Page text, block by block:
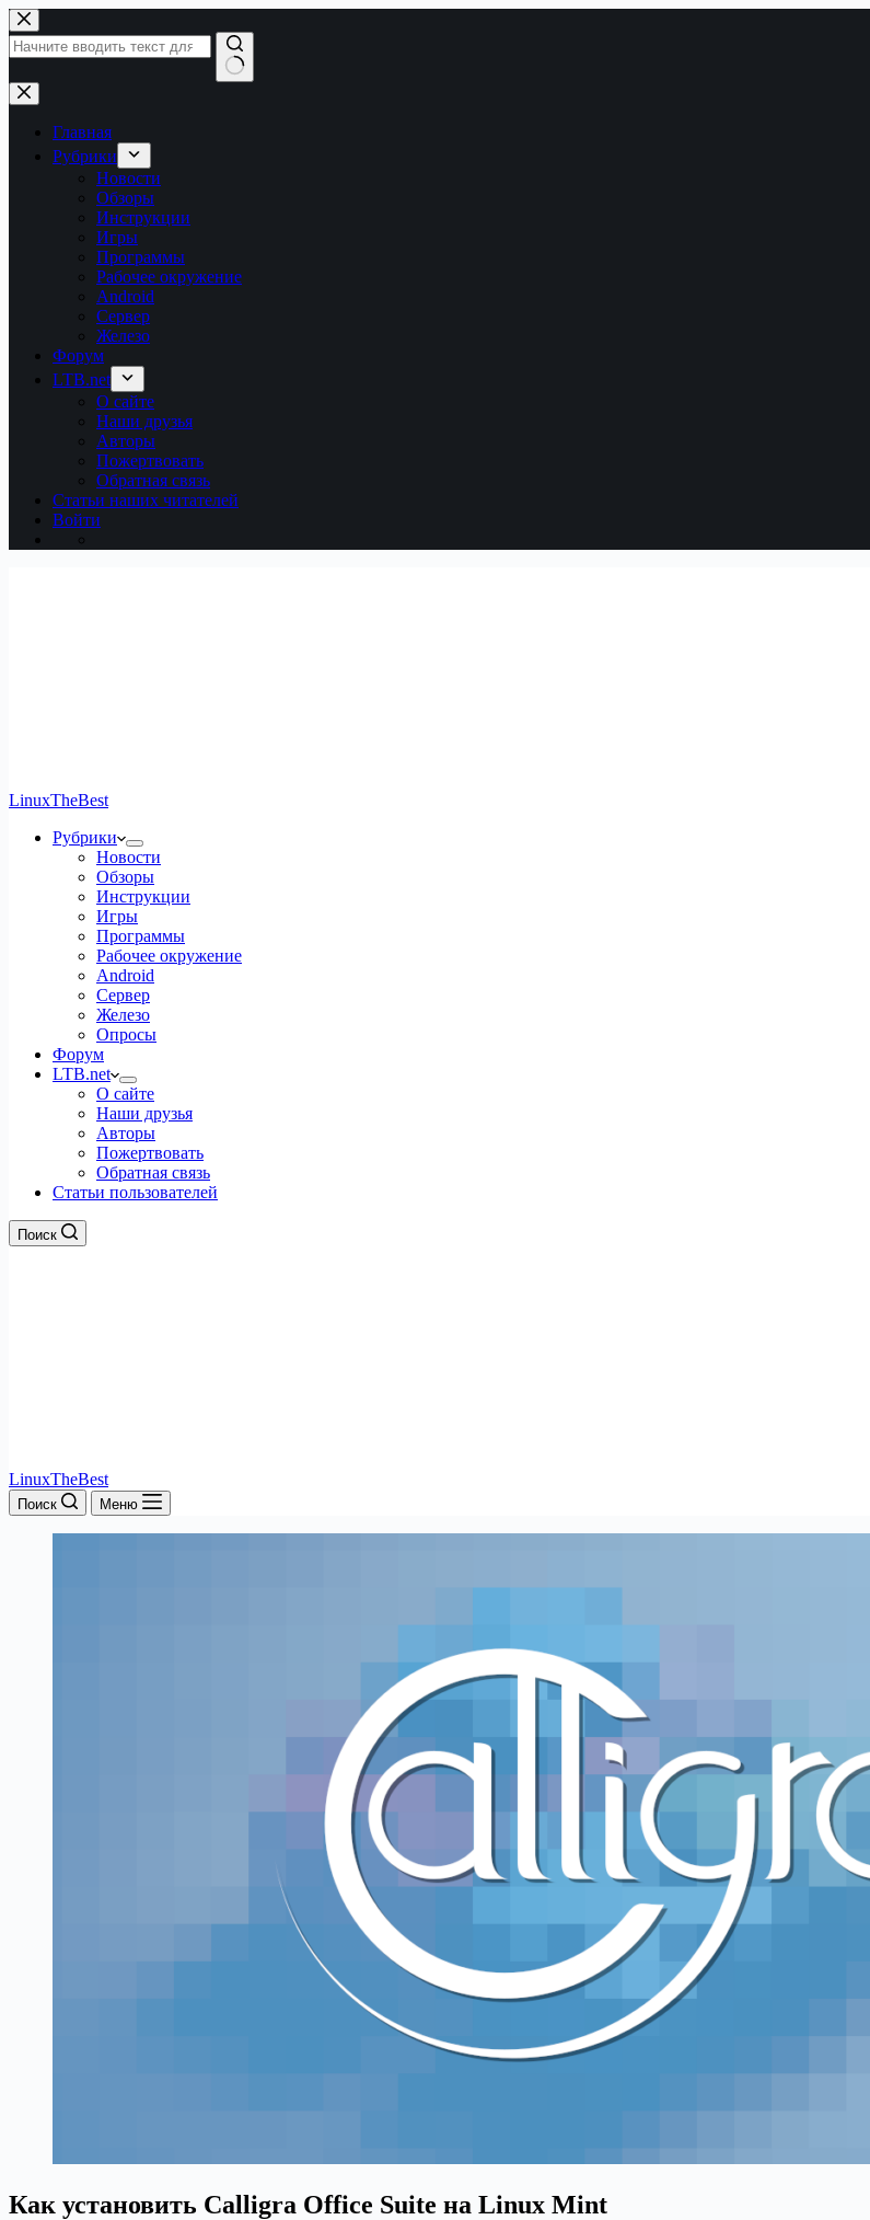
Перейти
к
сути
Ничего
не
найденоГлавная
Рубрики
Новости
Обзоры
Инструкции
Игры
Программы
Рабочее окружение
Android
Сервер
Железо
Форум
LTB.net
О сайте
Наши друзья
Авторы
Пожертвовать
Обратная связь
Статьи наших читателей
Войти
LinuxTheBest
Рубрики
Новости
Обзоры
Инструкции
Игры
Программы
Рабочее окружение
Android
Сервер
Железо
Опросы
Форум
LTB.net
О сайте
Наши друзья
Авторы
Пожертвовать
Обратная связь
Статьи пользователей
Поиск
LinuxTheBest
Поиск Меню
Как установить Calligra Office Suite на Linux Mint